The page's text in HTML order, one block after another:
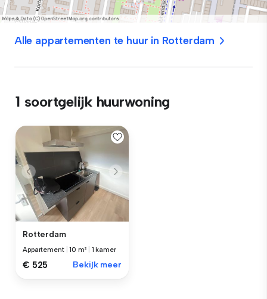
Alle appartementen te huur in Rotterdam
1 soortgelijk huurwoning
Rotterdam
Appartement |10 m² 1 kamer
€ 525 Bekijk meer